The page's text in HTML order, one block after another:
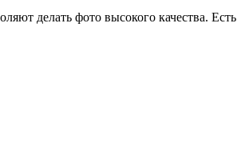
делать фото высокого качества. Есть